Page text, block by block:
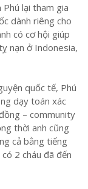
Phú lại tham gia
dành riêng cho
có cơ hội giúp
nạn ở Indonesia,
quốc tế, Phú
dạy toán xác
– community
thời anh cũng
cả bằng tiếng
2 cháu đã đến